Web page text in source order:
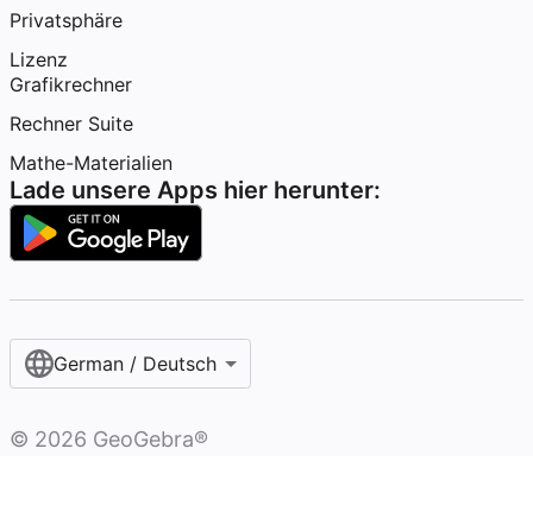
Privatsphäre
Lizenz
Grafikrechner
Rechner Suite
Mathe-Materialien
Lade unsere Apps hier herunter:
German / Deutsch
© 2026 GeoGebra®